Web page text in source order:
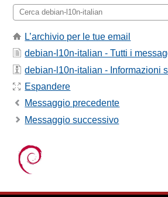
L’archivio per le tue email
debian-l10n-italian - Tutti i
debian-l10n-italian - Informazioni
Espandere
Messaggio precedente
Messaggio successivo